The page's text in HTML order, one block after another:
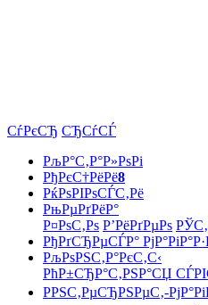
СѓРєСЂ СЂСѓСЃ
РљР°С‚Р°Р»РѕРі
РђРєС†РёРё8
РќРѕРІРѕСЃС‚Рё
РњРµРґРёР°
Р¤РѕС‚Рѕ Р’РёРґРµРѕ
РђРґСЂРµСЃР°
РљРѕРЅС‚Р°РєС‚С‹
РћР±СЂР°С‚РЅР°СЏ
РРЅС‚РµСЂРЅРµС‚-